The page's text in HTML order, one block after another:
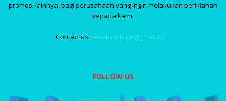
promosi lainnya, bagi perusahaan yang ingin melakukan periklanan
kepada kami.
Contact us: redaksijktone@gmail.com
FOLLOW US